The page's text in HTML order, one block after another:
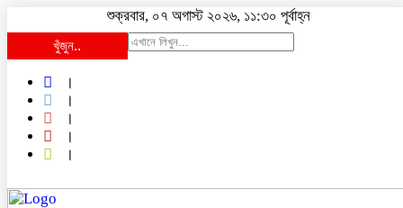
শুক্রবার, ০৭ অগাস্ট ২০২৬, ১১:৩০ পূর্বাহ্ন
খুঁজুন..